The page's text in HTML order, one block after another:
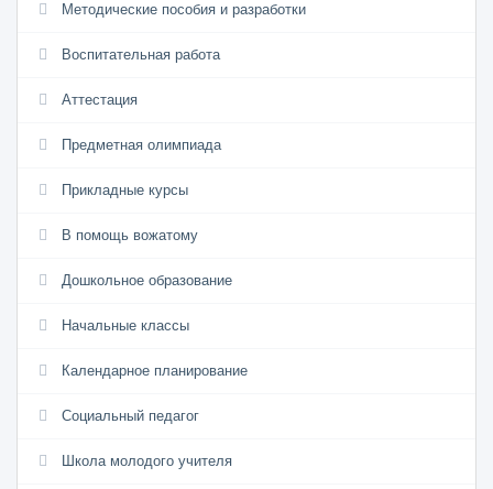
Методические пособия и разработки
Воспитательная работа
Аттестация
Предметная олимпиада
Прикладные курсы
В помощь вожатому
Дошкольное образование
Начальные классы
Календарное планирование
Социальный педагог
Школа молодого учителя